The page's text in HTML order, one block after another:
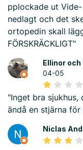
pplockade ut
nedlagt och det
ortopedin skall
FÖRSKRÄCKLIGT"
Ellinor och
04-05
"Inget bra sjukhus,
ändå en stjärna
Niclas